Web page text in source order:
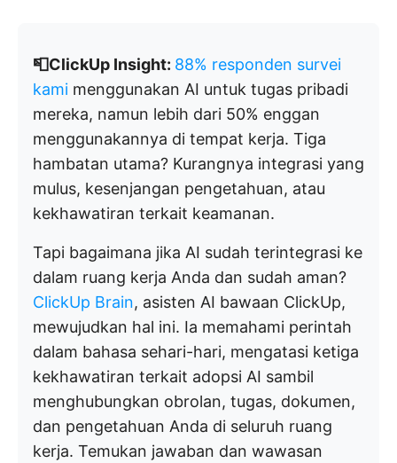
📮ClickUp Insight: 88% responden survei
kami menggunakan AI untuk tugas pribadi
mereka, namun lebih dari 50% enggan
menggunakannya di tempat kerja. Tiga
hambatan utama? Kurangnya integrasi yang
mulus, kesenjangan pengetahuan, atau
kekhawatiran terkait keamanan.
Tapi bagaimana jika AI sudah terintegrasi ke
dalam ruang kerja Anda dan sudah aman?
ClickUp Brain, asisten AI bawaan ClickUp,
mewujudkan hal ini. Ia memahami perintah
dalam bahasa sehari-hari, mengatasi ketiga
kekhawatiran terkait adopsi AI sambil
menghubungkan obrolan, tugas, dokumen,
dan pengetahuan Anda di seluruh ruang
kerja. Temukan jawaban dan wawasan